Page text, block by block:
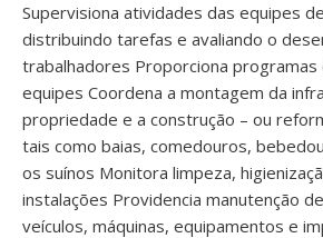
Supervisiona atividades das equipes
distribuindo tarefas e avaliando o
trabalhadores Proporciona
equipes Coordena a montagem da
propriedade e a construção – ou
tais como baias, comedouros,
os suínos Monitora limpeza,
instalações Providencia manutenção
veículos, máquinas, equipamentos e